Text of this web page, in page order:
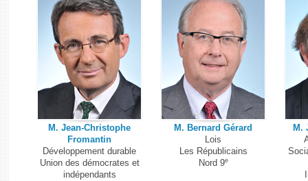
M. Jean-Christophe
Fromantin
Développement durable
Union des démocrates et
indépendants
M. Bernard Gérard
Lois
Les Républicains
Nord 9e
M.